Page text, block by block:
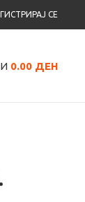
СЕ
0.00 ДЕН